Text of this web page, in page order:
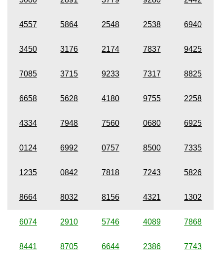
4557 5864 2548 2538 6940
3450 3176 2174 7837 9425
7085 3715 9233 7317 8825
6658 5628 4180 9755 2258
4334 7948 7560 0680 6925
0124 6992 0757 8500 7335
1235 0842 7818 7243 5826
8664 8032 8156 4321 1302
6074 2910 5746 4089 7868
8441 8705 6644 2386 7743